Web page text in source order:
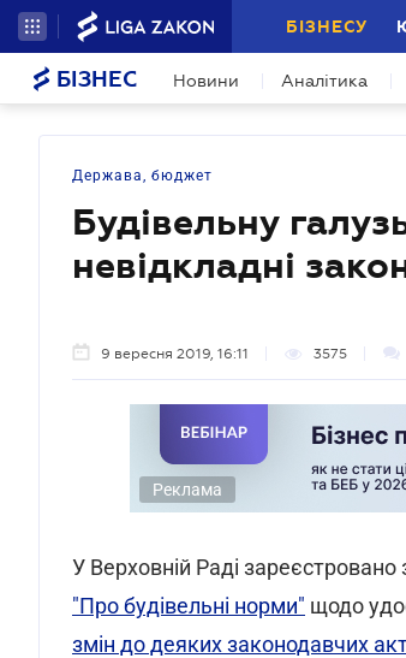
БІЗНЕСУ
БІЗНЕС Новини Аналітика
Держава, бюджет
Будівельну
невідкладні
9 вересня 2019, 16:11 3575
Реклама
У Верховній Раді
"Про будівельні норми" щодо
змін до деяких законодавчих